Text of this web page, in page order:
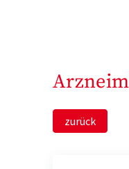
zurück